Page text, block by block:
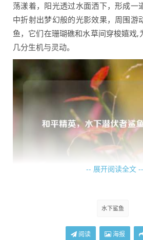
荡漾着，阳光透过水面洒下，形成一
中折射出梦幻般的光影效果，周围游
鱼，它们在珊瑚礁和水草间穿梭嬉戏,
几分生机与灵动。
而鲨鱼则静静地潜伏在这片水域的某
隐藏在暗处，鲨鱼的皮肤光滑而坚韧
-- 展开阅读全文 --
水下鲨鱼
阅读 海报